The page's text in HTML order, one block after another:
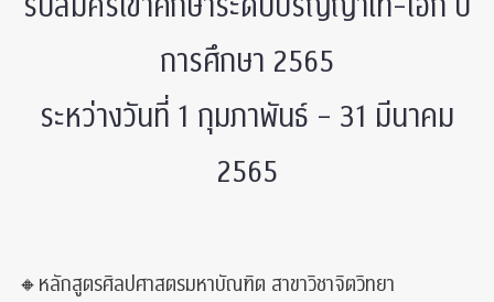
การศึกษา 2565
ระหว่างวันที่ 1 กุมภาพันธ์ – 31 มีนาคม
2565
🔸หลักสูตรศิลปศาสตรมหาบัณฑิต สาขาวิชาจิตวิทยา